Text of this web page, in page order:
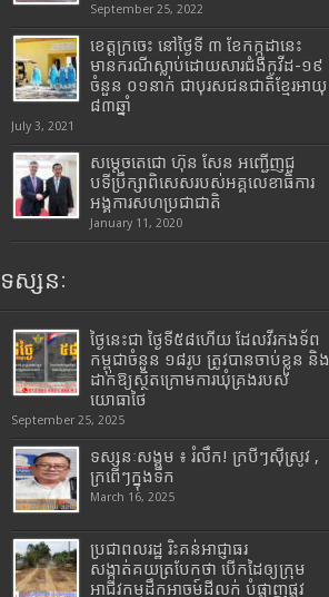
September 25, 2022
ខេត្តក្រចេះ នៅថ្ងៃទី ៣ ខែកក្កដានេះ
មានករណីស្លាប់ដោយសារជំងឺកូវីដ-១៩
ចំនួន ០១នាក់ ជាបុរសជនជាតិខ្មែរអាយុ
៨៣ឆ្នាំ
July 3, 2021
សម្តេចតេជោ ហ៊ុន សែន អញ្ជើញជួ
បទីប្រឹក្សាពិសេសរបស់អគ្គលេខាធិការ
អង្គការសហប្រជាជាតិ
January 11, 2020
ទស្សនៈ
ថ្ងៃនេះជា ថ្ងៃទី៥៨ហើយ ដែលវីរកងទ័ព
កម្ពុជាចំនួន ១៨រូប ត្រូវបានចាប់ខ្លួន និង
ដាក់ឱ្យស្ថិតក្រោមការឃុំគ្រងរបស់
យោធាថៃ
September 25, 2025
ទស្សនៈសង្គម ៖ រំលឹក! ក្របីៗស៊ីស្រូវ ,
ក្រពើៗក្នុងទឹក
March 16, 2025
ប្រជាពលរដ្ឋ រិះគន់អាជ្ញាធរ
សង្កាត់គយត្របែកថា បើកដៃឲ្យក្រុម
អាជីវកម្មដឹកអាចម៍ដីលក់ បំផ្លាញផ្លូវ